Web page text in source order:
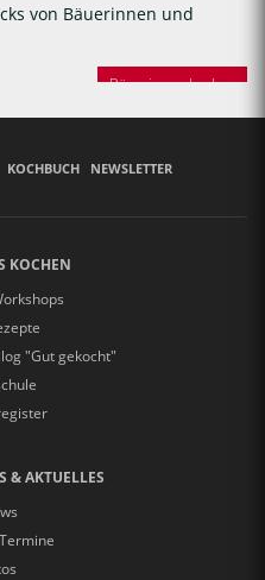
von Bäuerinnen und
Bäuerinnen backen
KOCHBUCH NEWSLETTER
KOCHEN
"Gut gekocht"
& AKTUELLES